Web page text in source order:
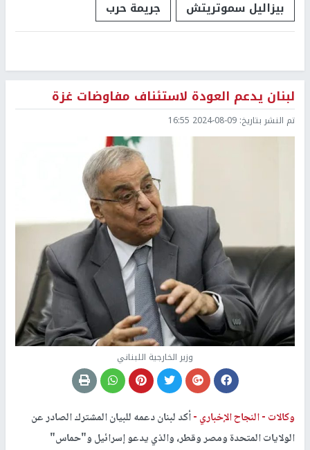
بيزاليل سموتريتش
جريمة حرب
لبنان يدعم العودة لاستئناف مفاوضات غزة
تم النشر بتاريخ: 2024-08-09 16:55
وزير الخارجية اللبناني
وكالات -النجاح الإخباري -أكد لبنان دعمه للبيان المشترك الصادر عن
الولايات المتحدة ومصر وقطر، والذي يدعو إسرائيل و"حماس"